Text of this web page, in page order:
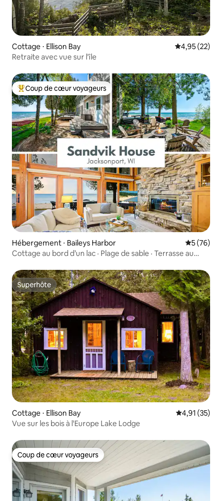
Cottage ⋅ Ellison Bay Évaluation
4,95 (22)
Retraite avec vue sur l'île
Coups de cœur voyageurs les plus appréciés
Coup de cœur voyageurs
Hébergement ⋅ Baileys Harbor
5 (76)
Cottage au bord d’un lac · Plage de sable · Terrasse au
Superhôte
Superhôte
Cottage ⋅ Ellison Bay Évaluation
4,91 (35)
Vue sur les bois à l'Europe Lake Lodge
Coup de cœur voyageurs
Coup de cœur voyageurs